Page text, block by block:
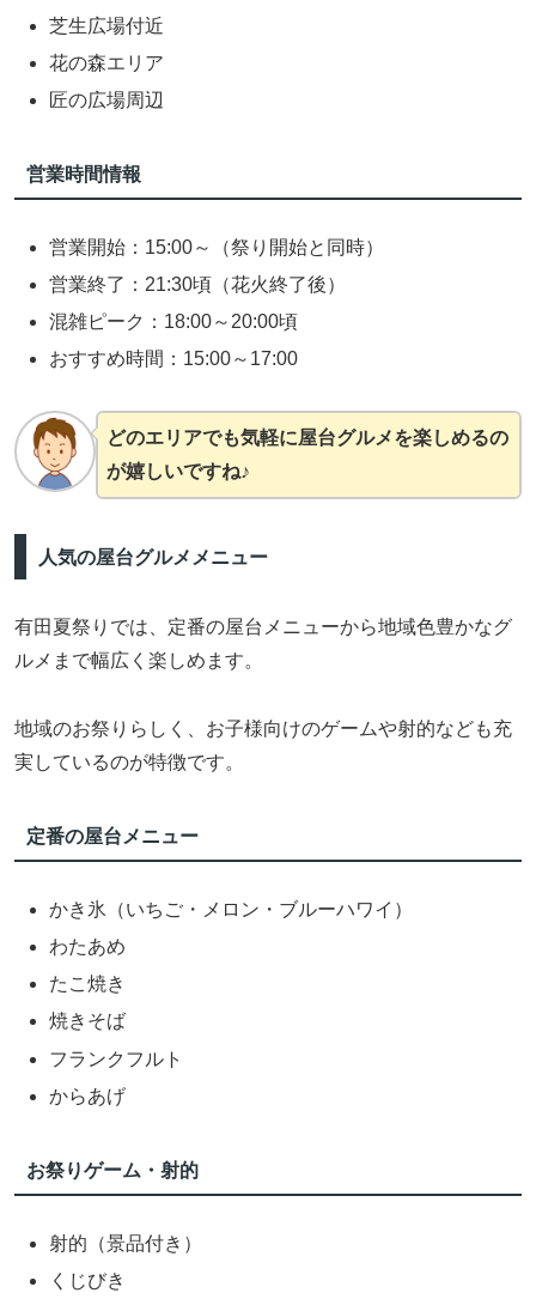
芝生広場付近
花の森エリア
匠の広場周辺
営業時間情報
営業開始：15:00～（祭り開始と同時）
営業終了：21:30頃（花火終了後）
混雑ピーク：18:00～20:00頃
おすすめ時間：15:00～17:00
どのエリアでも気軽に屋台グルメを楽しめるの
が嬉しいですね♪
人気の屋台グルメメニュー
有田夏祭りでは、定番の屋台メニューから地域色豊かなグ
ルメまで幅広く楽しめます。
地域のお祭りらしく、お子様向けのゲームや射的なども充
実しているのが特徴です。
定番の屋台メニュー
かき氷（いちご・メロン・ブルーハワイ）
わたあめ
たこ焼き
焼きそば
フランクフルト
からあげ
お祭りゲーム・射的
射的（景品付き）
くじびき